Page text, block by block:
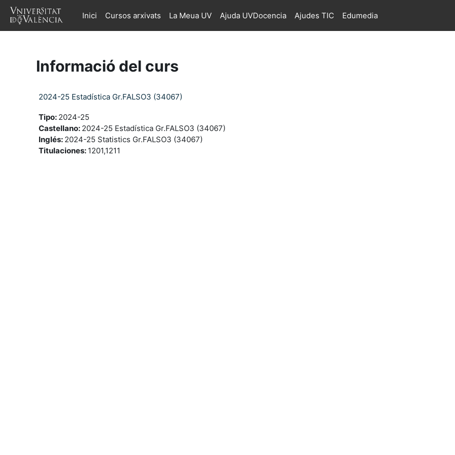
Ves al contingut principal
Inici
Cursos arxivats La Meua UV Ajuda UVDocencia Ajudes TIC Edumedia
Informació del curs
2024-25 Estadística Gr.FALSO3 (34067)
Tipo: 2024-25
Castellano: 2024-25 Estadística Gr.FALSO3 (34067)
Inglés: 2024-25 Statistics Gr.FALSO3 (34067)
Titulaciones: 1201,1211